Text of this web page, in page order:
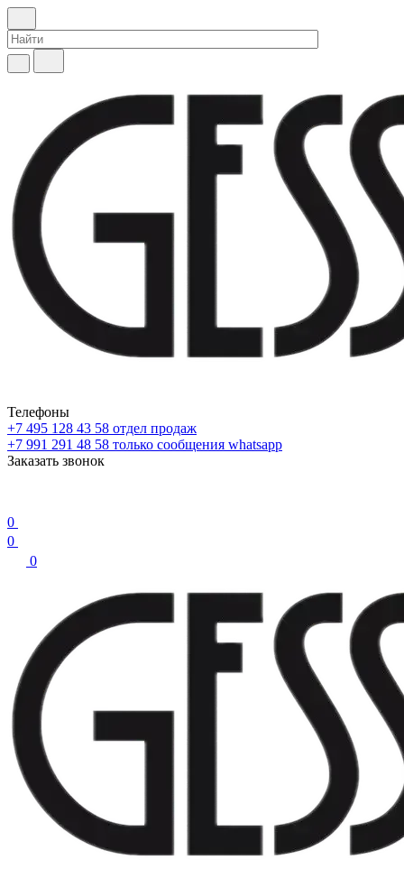
Телефоны
+7 495 128 43 58 отдел продаж
+7 991 291 48 58 только сообщения whatsapp
Заказать звонок
0
0
0